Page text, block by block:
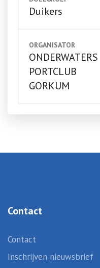
Duikers
ORGANISATOR
ONDERWATERS
PORTCLUB
GORKUM
Contact
Contact
Inschrijven nieuwsbrief